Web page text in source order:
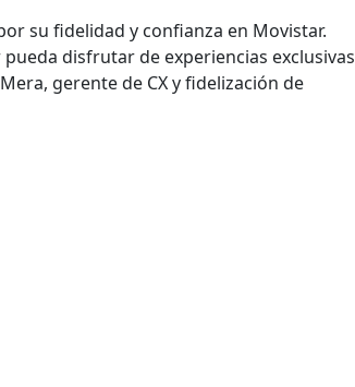
su fidelidad y confianza en Movistar.
disfrutar de experiencias exclusivas
gerente de CX y fidelización de